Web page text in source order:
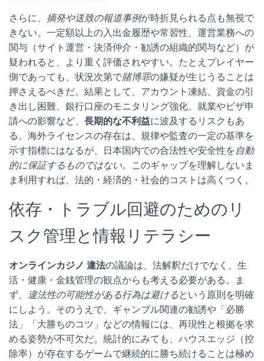
さらに、 摘発や送致の報道事例が時折見られる点も無視で
きない。一定額以上の入出金履歴や常習性、運営業務への
関与（サイト運営・決済仲介・勧誘の組織的関与など）が
疑われると、より重く評価されやすい。たとえプレイヤー
側であっても、状況次第で賭博罪の嫌疑が生じうることは
押さえるべきだ。結果として、アカウント凍結、資金の引
き出し困難、銀行口座のモニタリング強化、就業やビザ申
請への影響など、 長期的な不利益に波及するリスクもあ
る。海外ライセンスの存在は、規律や監査の一定の基準を
示す指標にはなるが、日本国内での合法性や安全性を自動
的に保証するものではない。このギャップを理解しないま
ま利用すれば、法的・経済的・社会的コストは高くつく。
依存・トラブル回避のためのリ
スク管理と情報リテラシー
オンラインカジノ 違法の議論は、法解釈だけでなく、生
活・健康・金銭管理の観点からも考える必要がある。ま
ず、
違法性の可能性がある行為は避けるという原則を明確
にしよう。そのうえで、ギャンブル関連の勧誘や「必勝
法」「大勝ちのコツ」などの情報には、再現性と根拠を求
める姿勢が不可欠だ。統計的にみても、ハウスエッジ（控
除率）が存在するゲームで継続的に勝ち続けることは極め